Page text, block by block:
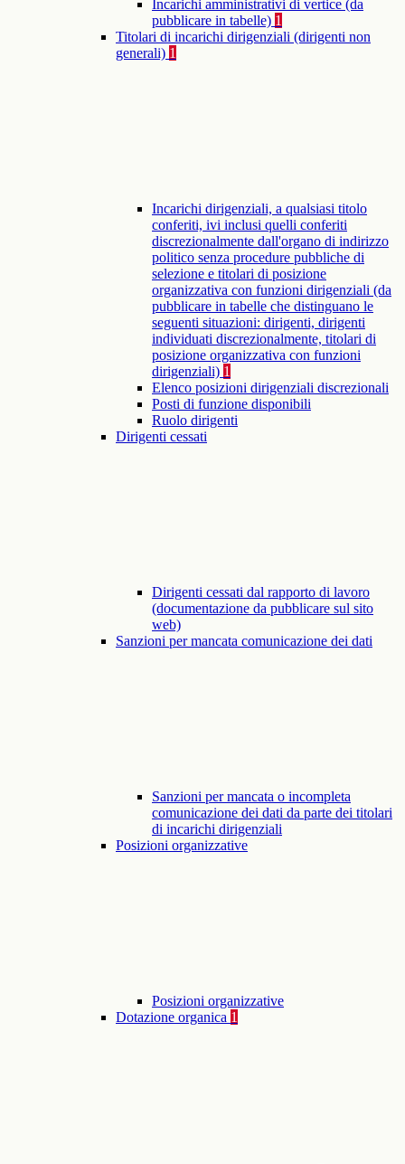
Incarichi amministrativi di vertice (da
pubblicare in tabelle) 1
Titolari di incarichi dirigenziali (dirigenti non
generali) 1
Incarichi dirigenziali, a qualsiasi titolo
conferiti, ivi inclusi quelli conferiti
discrezionalmente dall'organo di indirizzo
politico senza procedure pubbliche di
selezione e titolari di posizione
organizzativa con funzioni dirigenziali (da
pubblicare in tabelle che distinguano le
seguenti situazioni: dirigenti, dirigenti
individuati discrezionalmente, titolari di
posizione organizzativa con funzioni
dirigenziali) 1
Elenco posizioni dirigenziali discrezionali
Posti di funzione disponibili
Ruolo dirigenti
Dirigenti cessati
Dirigenti cessati dal rapporto di lavoro
(documentazione da pubblicare sul sito
web)
Sanzioni per mancata comunicazione dei dati
Sanzioni per mancata o incompleta
comunicazione dei dati da parte dei titolari
di incarichi dirigenziali
Posizioni organizzative
Posizioni organizzative
Dotazione organica 1